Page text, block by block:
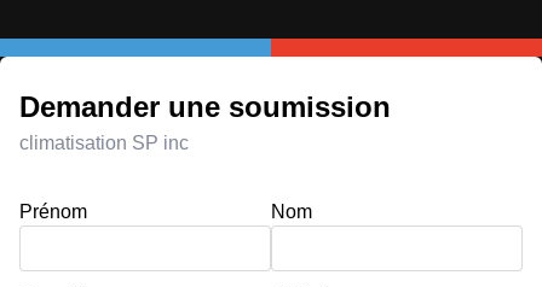
Demander une soumission
climatisation SP inc
Prénom Nom